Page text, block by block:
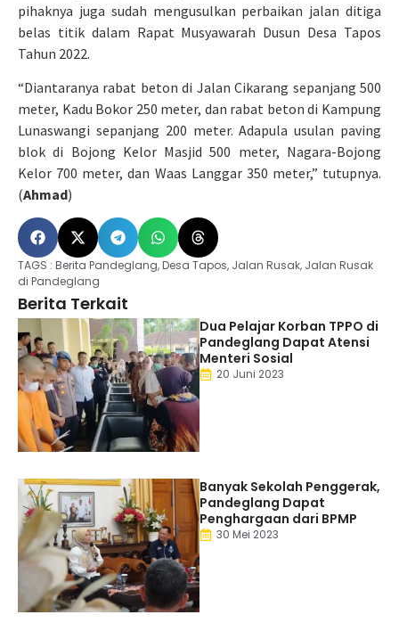
pihaknya juga sudah mengusulkan perbaikan jalan ditiga
belas titik dalam Rapat Musyawarah Dusun Desa Tapos
Tahun 2022.
“Diantaranya rabat beton di Jalan Cikarang sepanjang 500
meter, Kadu Bokor 250 meter, dan rabat beton di Kampung
Lunaswangi sepanjang 200 meter. Adapula usulan paving
blok di Bojong Kelor Masjid 500 meter, Nagara-Bojong
Kelor 700 meter, dan Waas Langgar 350 meter,” tutupnya.
(Ahmad)
TAGS : Berita Pandeglang,Desa Tapos, Jalan Rusak, Jalan Rusak
di Pandeglang
Berita Terkait
Dua Pelajar Korban TPPO di
Pandeglang Dapat Atensi
Menteri Sosial
20 Juni 2023
Banyak Sekolah Penggerak,
Pandeglang Dapat
Penghargaan dari BPMP
30 Mei 2023